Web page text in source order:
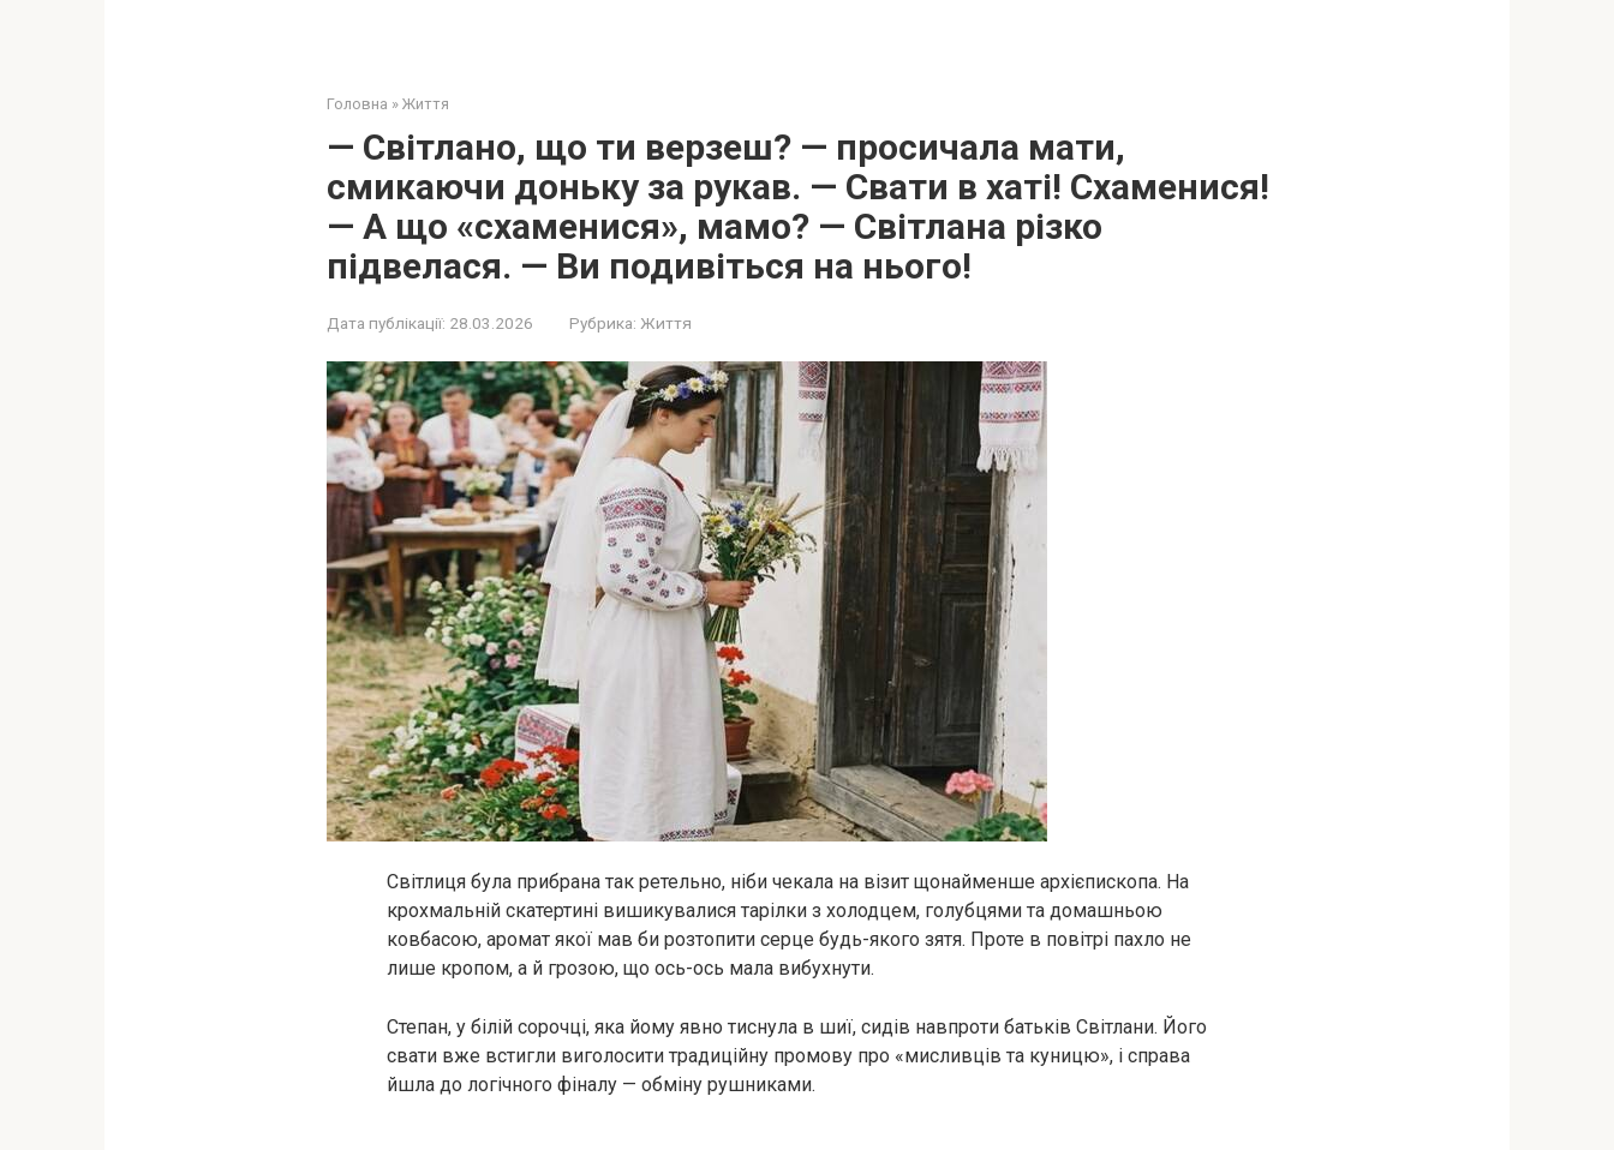
Головна » Життя
— Світлано, що ти верзеш? — просичала мати,
смикаючи доньку за рукав. — Свати в хаті! Схаменися!
— А що «схаменися», мамо? — Світлана різко
підвелася. — Ви подивіться на нього!
Дата публікації: 28.03.2026 Рубрика: Життя
Світлиця була прибрана так ретельно, ніби чекала на візит щонайменше архієпископа. На
крохмальній скатертині вишикувалися тарілки з холодцем, голубцями та домашньою
ковбасою, аромат якої мав би розтопити серце будь-якого зятя. Проте в повітрі пахло не
лише кропом, а й грозою, що ось-ось мала вибухнути.
Степан, у білій сорочці, яка йому явно тиснула в шиї, сидів навпроти батьків Світлани. Його
свати вже встигли виголосити традиційну промову про «мисливців та куницю», і справа
йшла до логічного фіналу — обміну рушниками.